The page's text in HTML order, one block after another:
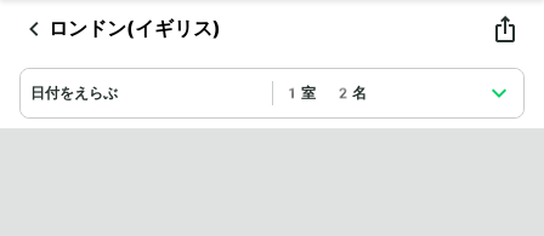
ロンドン(イギリス)
日付をえらぶ 1室 2名